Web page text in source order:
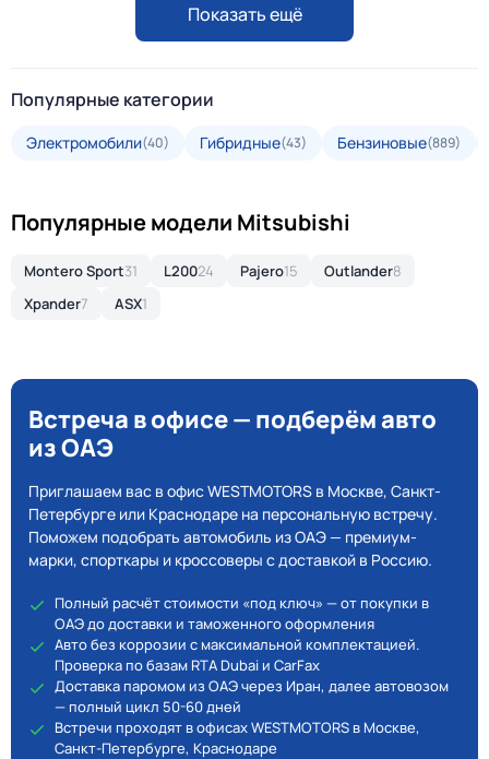
Показать ещё
Популярные категории
Электромобили(40) Гибридные(43) Бензиновые(889)
Популярные модели Mitsubishi
Montero Sport31 L20024 Pajero15 Outlander8
Xpander7 ASX1
Встреча в офисе — подберём авто
из ОАЭ
Приглашаем вас в офис WESTMOTORS в Москве, Санкт-
Петербурге или Краснодаре на персональную встречу.
Поможем подобрать автомобиль из ОАЭ — премиум-
марки, спорткары и кроссоверы с доставкой в Россию.
Полный расчёт стоимости «под ключ» — от покупки в
ОАЭ до доставки и таможенного оформления
Авто без коррозии с максимальной комплектацией.
Проверка по базам RTA Dubai и CarFax
Доставка паромом из ОАЭ через Иран, далее автовозом
— полный цикл 50-60 дней
Встречи проходят в офисах WESTMOTORS в Москве,
Санкт-Петербурге, Краснодаре